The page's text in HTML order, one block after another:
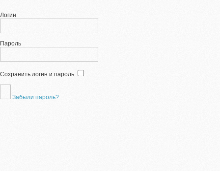
Логин
Пароль
Сохранить логин и пароль
Забыли пароль?